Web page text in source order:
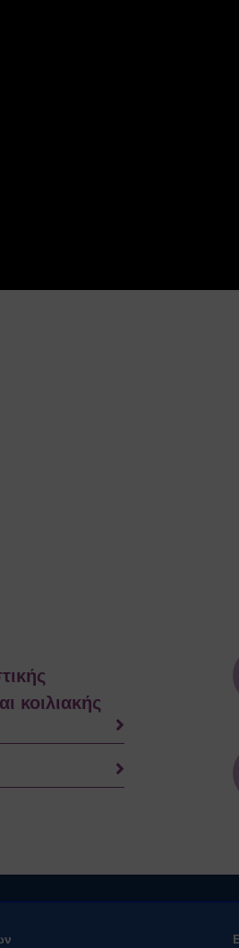
κοιλιακής